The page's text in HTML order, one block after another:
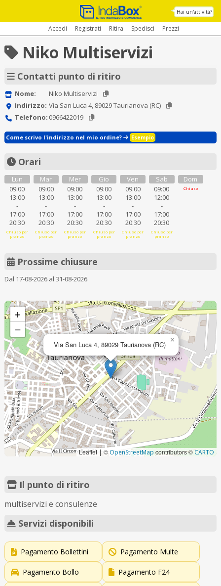
Hai un'attività?
Accedi Registrati Ritira Spedisci Prezzi
Niko Multiservizi
Contatti punto di ritiro
Nome:
Niko Multiservizi
Indirizzo: Via San Luca 4, 89029 Taurianova (RC)
Telefono: 0966422019
Come scrivo l'indirizzo nel mio ordine? Esempio
Orari
Lun
09:00
13:00
-
17:00
20:30
Chiuso per
pranzo
Mar
09:00
13:00
-
17:00
20:30
Chiuso per
pranzo
Mer
09:00
13:00
-
17:00
20:30
Chiuso per
pranzo
Gio
09:00
13:00
-
17:00
20:30
Chiuso per
pranzo
Ven
09:00
13:00
-
17:00
20:30
Chiuso per
pranzo
Sab
09:00
12:00
-
17:00
20:30
Chiuso per
pranzo
Dom
Chiuso
Prossime chiusure
Dal 17-08-2026 al 31-08-2026
Via San Luca 4, 89029 Taurianova (RC) ×
+
−
Leaflet | © OpenStreetMap contributors ©CARTO
Il punto di ritiro
multiservizi e consulenze
Servizi disponibili
Pagamento Bollettini Pagamento Multe
Pagamento Bollo Pagamento F24